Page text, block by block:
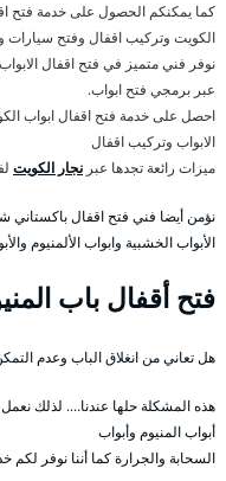
كما يمكنكم الحصول على خدمة فتح
الكويت وتركيب اقفال وفتح سيارات
نوفر فني متميز في فتح اقفال
عبر برمجي فتح ابواب.
احصل على خدمة فتح اقفال ابواب
الابواب وتركيب اقفال
ميزات رائعة تجدها عبر نجار الكويت
نؤمن أيضا فني فتح اقفال باكستاني
الأبواب الخشبية وابواب الألمنيوم
فتح أقفال باب
هل تعاني من انغلاق الباب وعدم
هذه المشكلة حلها عندنا…. لذلك
أبواب المنيوم وأبواب
السحابة والجرارة كما أننا نوفر لكم